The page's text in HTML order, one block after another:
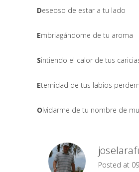
Deseoso de estar a tu lado
Embriagándome de tu aroma
Sintiendo el calor de tus
Eternidad de tus labios
Olvidarme de tu nombre de
Posted at